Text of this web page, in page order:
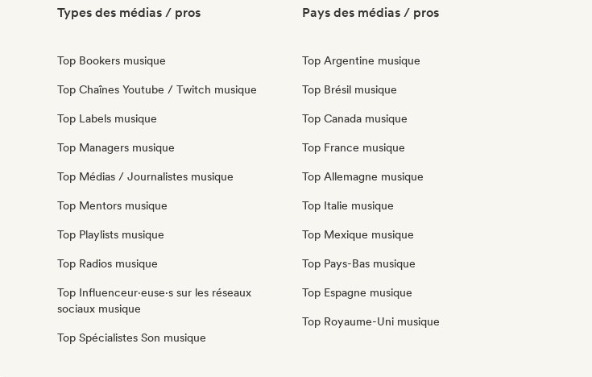
Types des médias / pros
Top Bookers musique
Top Chaînes Youtube / Twitch musique
Top Labels musique
Top Managers musique
Top Médias / Journalistes musique
Top Mentors musique
Top Playlists musique
Top Radios musique
Top Influenceur·euse·s sur les réseaux
sociaux musique
Top Spécialistes Son musique
Pays des médias / pros
Top Argentine musique
Top Brésil musique
Top Canada musique
Top France musique
Top Allemagne musique
Top Italie musique
Top Mexique musique
Top Pays-Bas musique
Top Espagne musique
Top Royaume-Uni musique